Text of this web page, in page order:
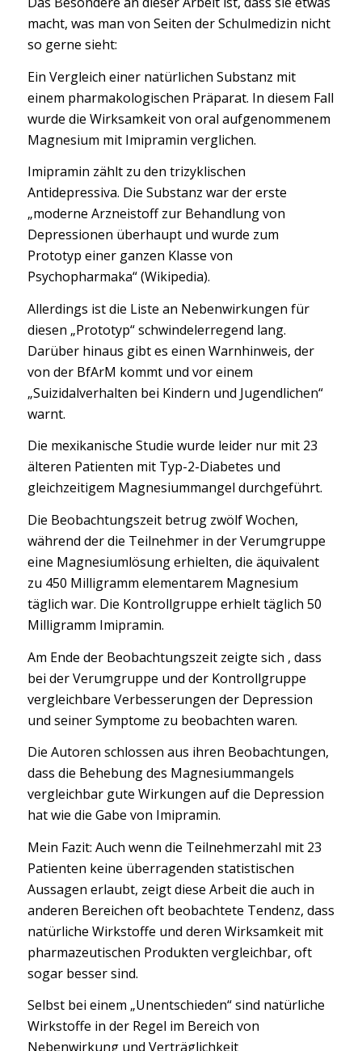
macht, was man von Seiten der Schulmedizin nicht
so gerne sieht:
Ein Vergleich einer natürlichen Substanz mit
einem pharmakologischen Präparat. In diesem Fall
wurde die Wirksamkeit von oral aufgenommenem
Magnesium mit Imipramin verglichen.
Imipramin zählt zu den trizyklischen
Antidepressiva. Die Substanz war der erste
„moderne Arzneistoff zur Behandlung von
Depressionen überhaupt und wurde zum
Prototyp einer ganzen Klasse von
Psychopharmaka“ (Wikipedia).
Allerdings ist die Liste an Nebenwirkungen für
diesen „Prototyp“ schwindelerregend lang.
Darüber hinaus gibt es einen Warnhinweis, der
von der BfArM kommt und vor einem
„Suizidalverhalten bei Kindern und Jugendlichen“
warnt.
Die mexikanische Studie wurde leider nur mit 23
älteren Patienten mit Typ-2-Diabetes und
gleichzeitigem Magnesiummangel durchgeführt.
Die Beobachtungszeit betrug zwölf Wochen,
während der die Teilnehmer in der Verumgruppe
eine Magnesiumlösung erhielten, die äquivalent
zu 450 Milligramm elementarem Magnesium
täglich war. Die Kontrollgruppe erhielt täglich 50
Milligramm Imipramin.
Am Ende der Beobachtungszeit zeigte sich , dass
bei der Verumgruppe und der Kontrollgruppe
vergleichbare Verbesserungen der Depression
und seiner Symptome zu beobachten waren.
Die Autoren schlossen aus ihren Beobachtungen,
dass die Behebung des Magnesiummangels
vergleichbar gute Wirkungen auf die Depression
hat wie die Gabe von Imipramin.
Mein Fazit: Auch wenn die Teilnehmerzahl mit 23
Patienten keine überragenden statistischen
Aussagen erlaubt, zeigt diese Arbeit die auch in
anderen Bereichen oft beobachtete Tendenz, dass
natürliche Wirkstoffe und deren Wirksamkeit mit
pharmazeutischen Produkten vergleichbar, oft
sogar besser sind.
Selbst bei einem „Unentschieden“ sind natürliche
Wirkstoffe in der Regel im Bereich von
Nebenwirkung und Verträglichkeit